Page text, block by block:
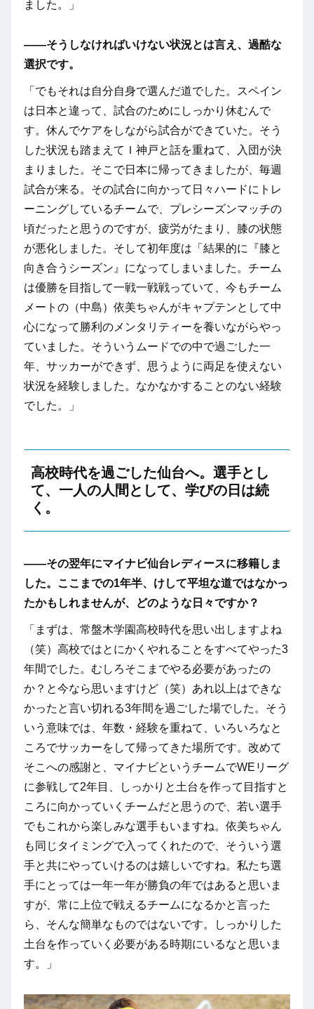
ました。」
――そうしなければいけない状況とは言え、過酷な
選択です。
「でもそれは自分自身で選んだ道でした。スペイン
は日本と違って、試合のためにしっかり休むんで
す。休んでケアをしながら試合ができていた。そう
した状況も踏まえてＩ神戸と話を重ねて、入団が決
まりました。そこで日本に帰ってきましたが、毎週
試合が来る。その試合に向かって日々ハードにトレ
ーニングしているチームで、プレシーズンマッチの
頃だったと思うのですが、疲労がたまり、膝の状態
が悪化しました。そして初年度は「結果的に『膝と
向き合うシーズン』になってしまいました。チーム
は優勝を目指して一戦一戦戦っていて、今もチーム
メートの（中島）依美ちゃんがキャプテンとして中
心になって勝利のメンタリティーを養いながらやっ
ていました。そういうムードでの中で過ごした一
年、サッカーができず、思うように両足を使えない
状況を経験しました。なかなかすることのない経験
でした。」
高校時代を過ごした仙台へ。選手とし
て、一人の人間として、学びの日は続
く。
――その翌年にマイナビ仙台レディースに移籍しま
した。ここまでの1年半、けして平坦な道ではなかっ
たかもしれませんが、どのような日々ですか？
「まずは、常盤木学園高校時代を思い出しますよね
（笑）高校ではとにかくやれることをすべてやった3
年間でした。むしろそこまでやる必要があったの
か？と今なら思いますけど（笑）あれ以上はできな
かったと言い切れる3年間を過ごした場でした。そう
いう意味では、年数・経験を重ねて、いろいろなと
ころでサッカーをして帰ってきた場所です。改めて
そこへの感謝と、マイナビというチームでWEリーグ
に参戦して2年目、しっかりと土台を作って目指すと
ころに向かっていくチームだと思うので、若い選手
でもこれから楽しみな選手もいますね。依美ちゃん
も同じタイミングで入ってくれたので、そういう選
手と共にやっていけるのは嬉しいですね。私たち選
手にとっては一年一年が勝負の年ではあると思いま
すが、常に上位で戦えるチームになるかと言った
ら、そんな簡単なものではないです。しっかりした
土台を作っていく必要がある時期にいるなと思いま
す。」